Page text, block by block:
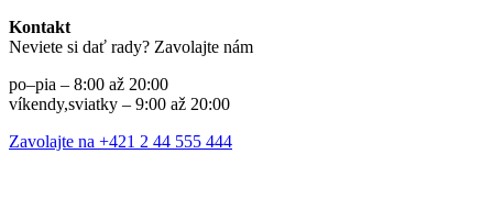
Kontakt
Neviete si dať rady? Zavolajte nám
po–pia – 8:00 až 20:00
víkendy,sviatky – 9:00 až 20:00
Zavolajte na +421 2 44 555 444